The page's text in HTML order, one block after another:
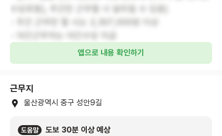
앱으로 내용 확인하기
근무지
울산광역시 중구 성안9길
도움말 도보 30분 이상 예상